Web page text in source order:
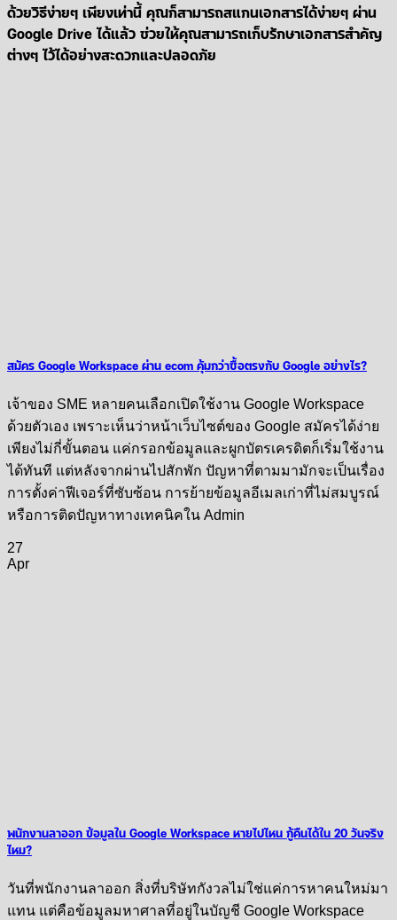
ด้วยวิธีง่ายๆ เพียงเท่านี้ คุณก็สามารถสแกนเอกสารได้ง่ายๆ ผ่าน
Google Drive ได้แล้ว ช่วยให้คุณสามารถเก็บรักษาเอกสารสำคัญ
ต่างๆ ไว้ได้อย่างสะดวกและปลอดภัย
สมัคร Google Workspace ผ่าน ecom คุ้มกว่าซื้อตรงกับ Google อย่างไร?
เจ้าของ SME หลายคนเลือกเปิดใช้งาน Google Workspace
ด้วยตัวเอง เพราะเห็นว่าหน้าเว็บไซต์ของ Google สมัครได้ง่าย
เพียงไม่กี่ขั้นตอน แค่กรอกข้อมูลและผูกบัตรเครดิตก็เริ่มใช้งาน
ได้ทันที แต่หลังจากผ่านไปสักพัก ปัญหาที่ตามมามักจะเป็นเรื่อง
การตั้งค่าฟีเจอร์ที่ซับซ้อน การย้ายข้อมูลอีเมลเก่าที่ไม่สมบูรณ์
หรือการติดปัญหาทางเทคนิคใน Admin
27
Apr
พนักงานลาออก ข้อมูลใน Google Workspace หายไปไหน กู้คืนได้ใน 20 วันจริง
ไหม?
วันที่พนักงานลาออก สิ่งที่บริษัทกังวลไม่ใช่แค่การหาคนใหม่มา
แทน แต่คือข้อมูลมหาศาลที่อยู่ในบัญชี Google Workspace